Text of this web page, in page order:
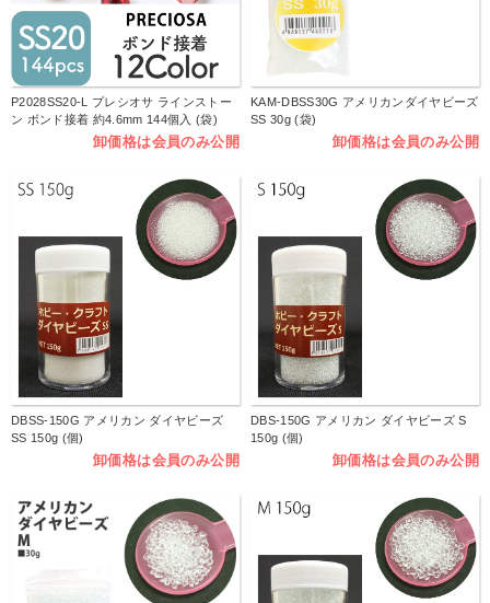
P2028SS20-L プレシオサ ラインストー
ン ボンド接着 約4.6mm 144個入 (袋)
卸価格は会員のみ公開
KAM-DBSS30G アメリカンダイヤビーズ
SS 30g (袋)
卸価格は会員のみ公開
DBSS-150G アメリカン ダイヤビーズ
SS 150g (個)
卸価格は会員のみ公開
DBS-150G アメリカン ダイヤビーズ S
150g (個)
卸価格は会員のみ公開